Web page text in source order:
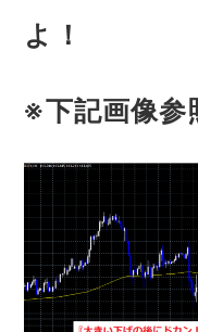
よ！
※下記画像参